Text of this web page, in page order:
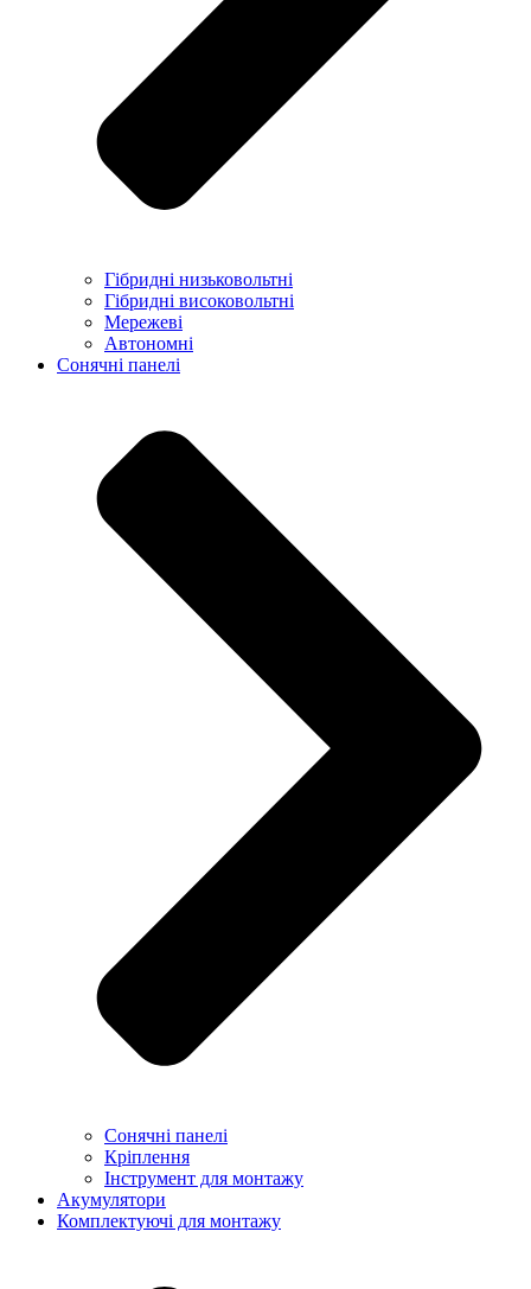
Гібридні низьковольтні
Гібридні високовольтні
Мережеві
Автономні
Сонячні панелі
Сонячні панелі
Кріплення
Інструмент для монтажу
Акумулятори
Комплектуючі для монтажу